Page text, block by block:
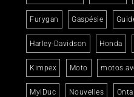
Furygan Gaspésie
Harley-Davidson Honda
Kimpex Moto motos
MylDuc Nouvelles